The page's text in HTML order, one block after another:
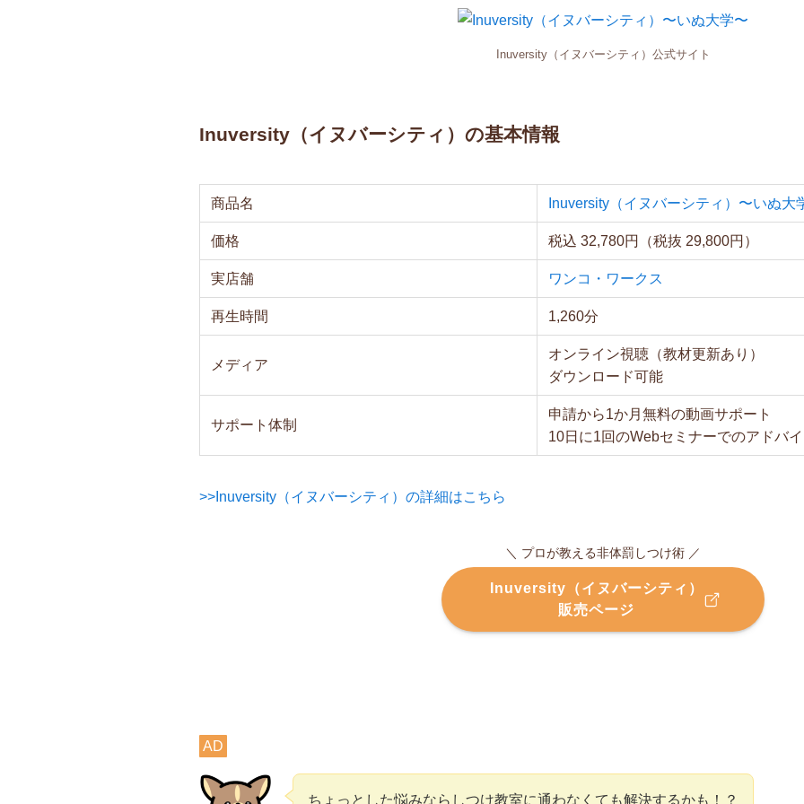
Inuversity（イヌバーシティ）公式サイト
Inuversity（イヌバーシティ）の基本情報
商品名 Inuversity（イヌバーシティ）〜いぬ大
価格 税込 32,780円（税抜 29,800円）
実店舗 ワンコ・ワークス
再生時間 1,260分
メディア
オンライン視聴（教材更新あり）
ダウンロード可能
サポート体制
申請から1か月無料の動画サポート
10日に1回のWebセミナーでのアドバ
>>Inuversity（イヌバーシティ）の詳細はこちら
＼ プロが教える非体罰しつけ術 ／
Inuversity（イヌバーシティ）
販売ページ
AD
ちょっとした悩みならしつけ教室に通わなくても解決するかも！？